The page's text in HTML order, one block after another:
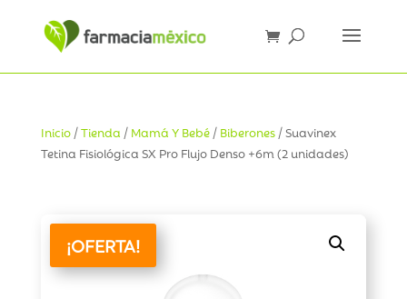
Inicio/Tienda / Mamá Y Bebé/ Biberones/ Suavinex
Tetina Fisiológica SX Pro Flujo Denso +6m (2 unidades)
¡OFERTA!